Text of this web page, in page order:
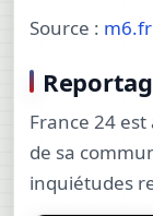
Source : m6.fr
France 24
de sa
inquiétudes